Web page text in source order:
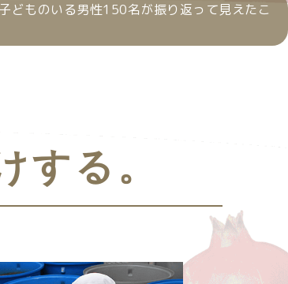
ものいる男性150名が振り返って見えたこ
する。